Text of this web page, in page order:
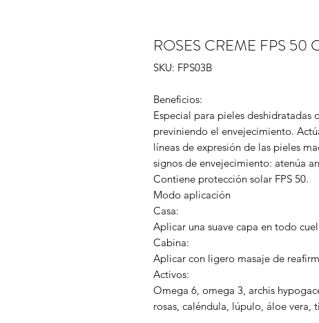
ROSES CREME FPS 50
SKU: FPS03B
Beneficios:
Especial para pieles
previniendo el envejecimiento.
líneas de expresión de las pieles
signos de envejecimiento: atenúa
Contiene protección solar FPS 50.
Modo aplicación
Casa:
Aplicar una suave capa en todo
Cabina:
Aplicar con ligero masaje de
Activos:
Omega 6, omega 3, archis
rosas, caléndula, lúpulo, áloe vera,